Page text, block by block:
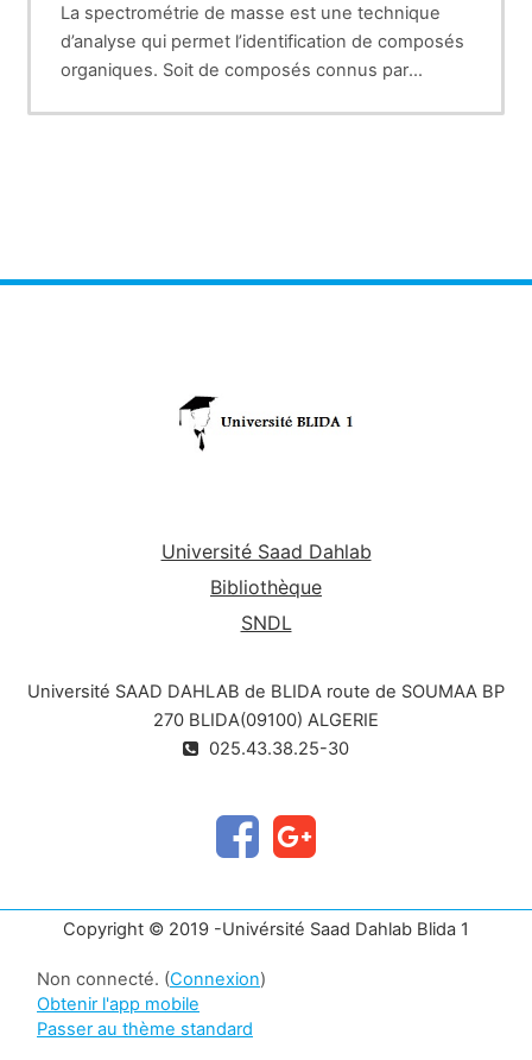
La spectrométrie de masse est une technique
d’analyse qui permet l’identification de composés
organiques. Soit de composés connus par
Université Saad Dahlab
Bibliothèque
SNDL
Université SAAD DAHLAB de BLIDA route de SOUMAA BP
270 BLIDA(09100) ALGERIE
025.43.38.25-30
Copyright © 2019 -Univérsité Saad Dahlab Blida 1
Non connecté. (Connexion)
Obtenir l'app mobile
Passer au thème standard